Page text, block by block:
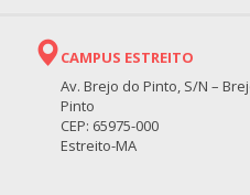
CAMPUS ESTREITO
Av. Brejo do Pinto, S/N –
Pinto
CEP: 65975-000
Estreito-MA